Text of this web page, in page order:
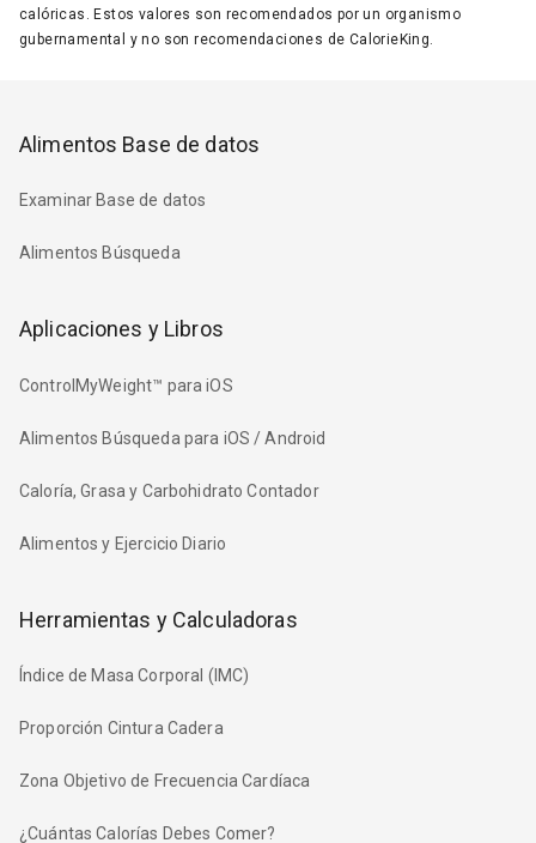
calóricas. Estos valores son recomendados por un organismo
gubernamental y no son recomendaciones de CalorieKing.
Alimentos Base de datos
Examinar Base de datos
Alimentos Búsqueda
Aplicaciones y Libros
ControlMyWeight™ para iOS
Alimentos Búsqueda para iOS / Android
Caloría, Grasa y Carbohidrato Contador
Alimentos y Ejercicio Diario
Herramientas y Calculadoras
Índice de Masa Corporal (IMC)
Proporción Cintura Cadera
Zona Objetivo de Frecuencia Cardíaca
¿Cuántas Calorías Debes Comer?